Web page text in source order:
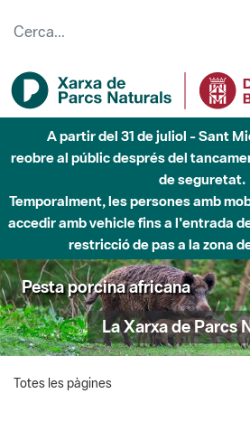
A partir del 31 de juliol - Sant
reobre al públic després del
de seguretat.
Temporalment, les persones amb
accedir amb vehicle fins a l'entrada
restricció de pas a la zona
Pesta porcina africana
La Xarxa de Parcs
Totes les pàgines